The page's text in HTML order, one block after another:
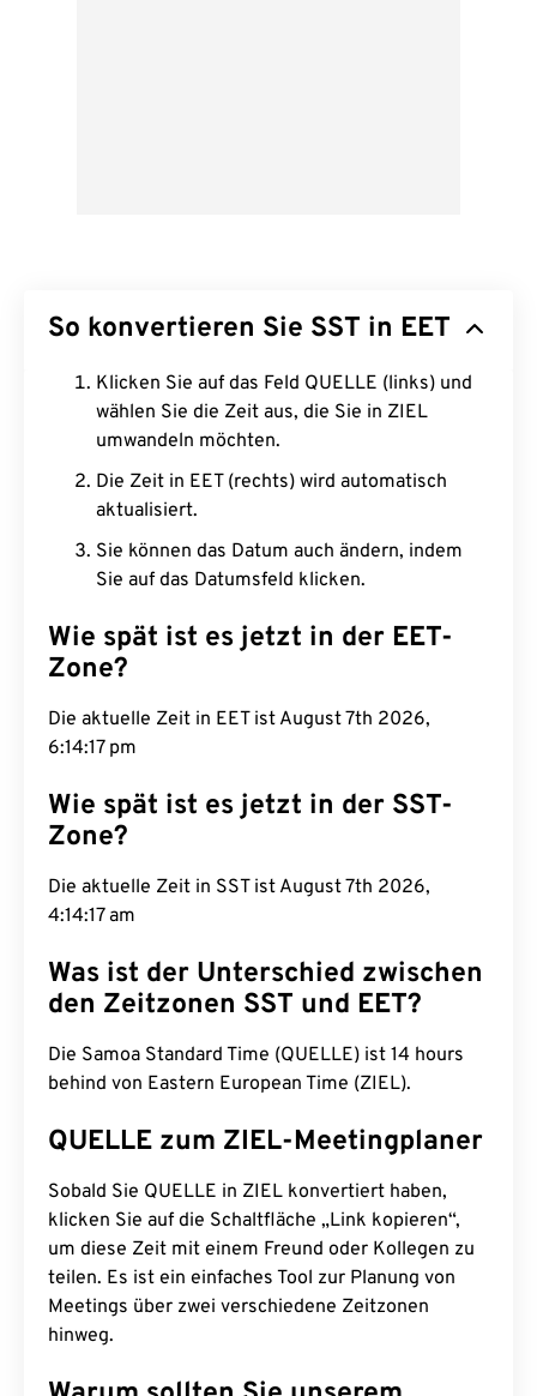
So konvertieren Sie SST in EET
Klicken Sie auf das Feld QUELLE (links) und
wählen Sie die Zeit aus, die Sie in ZIEL
umwandeln möchten.
Die Zeit in EET (rechts) wird automatisch
aktualisiert.
Sie können das Datum auch ändern, indem
Sie auf das Datumsfeld klicken.
Wie spät ist es jetzt in der EET-
Zone?
Die aktuelle Zeit in EET ist August 7th 2026,
6:14:18 pm
Wie spät ist es jetzt in der SST-
Zone?
Die aktuelle Zeit in SST ist August 7th 2026,
4:14:18 am
Was ist der Unterschied zwischen
den Zeitzonen SST und EET?
Die Samoa Standard Time (QUELLE) ist 14 hours
behind von Eastern European Time (ZIEL).
QUELLE zum ZIEL-Meetingplaner
Sobald Sie QUELLE in ZIEL konvertiert haben,
klicken Sie auf die Schaltfläche „Link kopieren“,
um diese Zeit mit einem Freund oder Kollegen zu
teilen. Es ist ein einfaches Tool zur Planung von
Meetings über zwei verschiedene Zeitzonen
hinweg.